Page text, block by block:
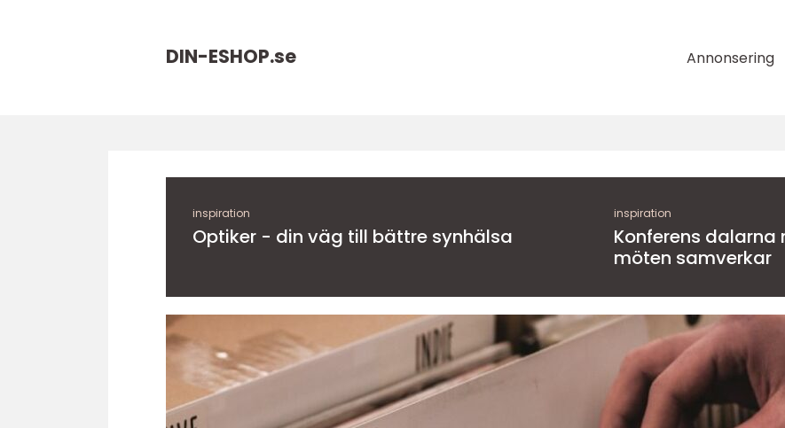
DIN-ESHOP.se Annonsering
inspiration
Optiker - din väg till bättre synhälsa
inspiration
Konferens dalarna när natur, kultur och
möten samverkar